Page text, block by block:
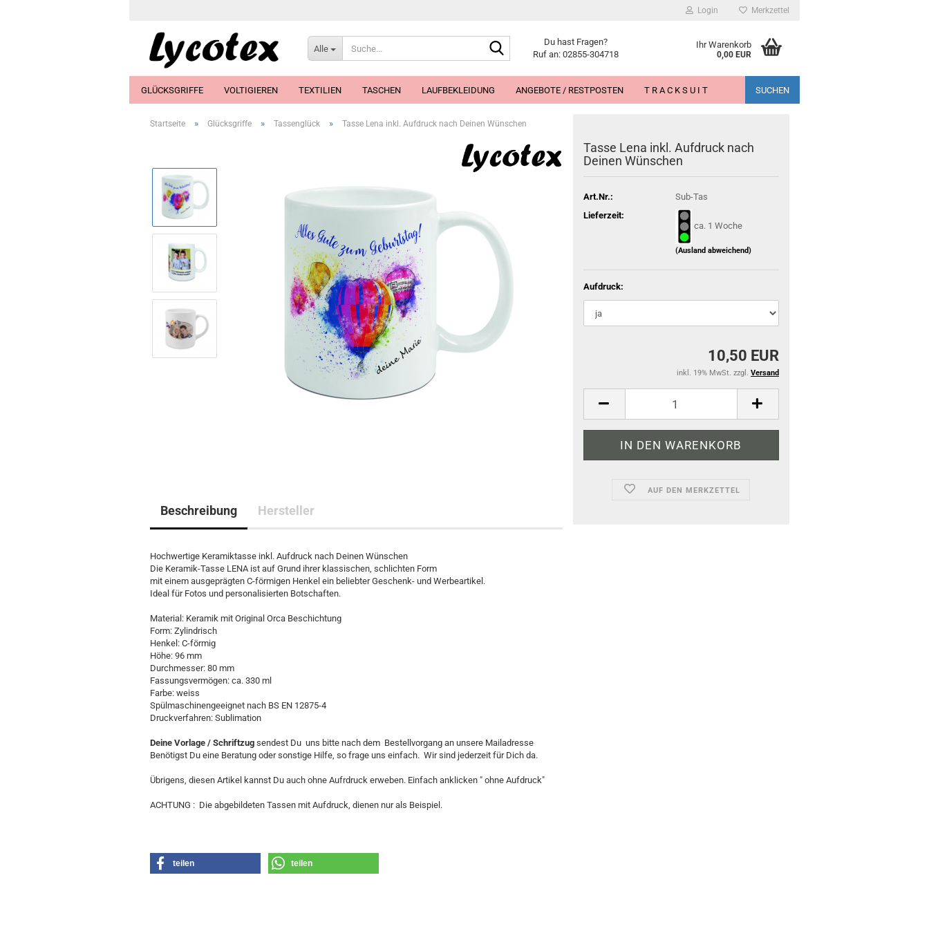
Login Merkzettel
Alle
Du hast Fragen?
Ruf an: 02855-304718
Ihr Warenkorb
0,00 EUR
GLÜCKSGRIFFE VOLTIGIEREN TEXTILIEN TASCHEN LAUFBEKLEIDUNG ANGEBOTE / RESTPOSTEN T R A C K S U I T SUCHEN
Startseite » Glücksgriffe » Tassenglück » Tasse Lena inkl. Aufdruck nach Deinen Wünschen
Tasse Lena inkl. Aufdruck nach
Deinen Wünschen
Art.Nr.:
Sub-Tas
Lieferzeit:
ca. 1 Woche
(Ausland abweichend)
Aufdruck:
10,50 EUR
inkl. 19% MwSt. zzgl. Versand
AUF DEN MERKZETTEL
Beschreibung Hersteller
Hochwertige Keramiktasse inkl. Aufdruck nach Deinen Wünschen
Die Keramik-Tasse LENA ist auf Grund ihrer klassischen, schlichten Form
mit einem ausgeprägten C-förmigen Henkel ein beliebter Geschenk- und Werbeartikel.
Ideal für Fotos und personalisierten Botschaften.
Material: Keramik mit Original Orca Beschichtung
Form: Zylindrisch
Henkel: C-förmig
Höhe: 96 mm
Durchmesser: 80 mm
Fassungsvermögen: ca. 330 ml
Farbe: weiss
Spülmaschinengeeignet nach BS EN 12875-4
Druckverfahren: Sublimation
Deine Vorlage / Schriftzug sendest Du uns bitte nach dem Bestellvorgang an unsere Mailadresse
Benötigst Du eine Beratung oder sonstige Hilfe, so frage uns einfach. Wir sind jederzeit für Dich da.
Übrigens, diesen Artikel kannst Du auch ohne Aufrdruck erweben. Einfach anklicken " ohne Aufdruck"
ACHTUNG : Die abgebildeten Tassen mit Aufdruck, dienen nur als Beispiel.
teilen teilen